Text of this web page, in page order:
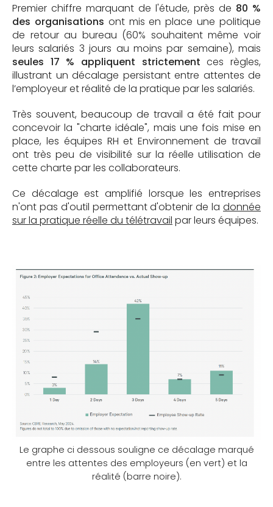
Premier chiffre marquant de l'étude, près de 80 %
des organisations ont mis en place une politique
de retour au bureau (60% souhaitent même voir
leurs salariés 3 jours au moins par semaine), mais
seules 17 % appliquent strictement ces règles,
illustrant un décalage persistant entre attentes de
l’employeur et réalité de la pratique par les salariés.
Très souvent, beaucoup de travail a été fait pour
concevoir la "charte idéale", mais une fois mise en
place, les équipes RH et Environnement de travail
ont très peu de visibilité sur la réelle utilisation de
cette charte par les collaborateurs.
Ce décalage est amplifié lorsque les entreprises
n'ont pas d'outil permettant d'obtenir de la donnée
sur la pratique réelle du télétravail par leurs équipes.
Le graphe ci dessous souligne ce décalage marqué
entre les attentes des employeurs (en vert) et la
réalité (barre noire).